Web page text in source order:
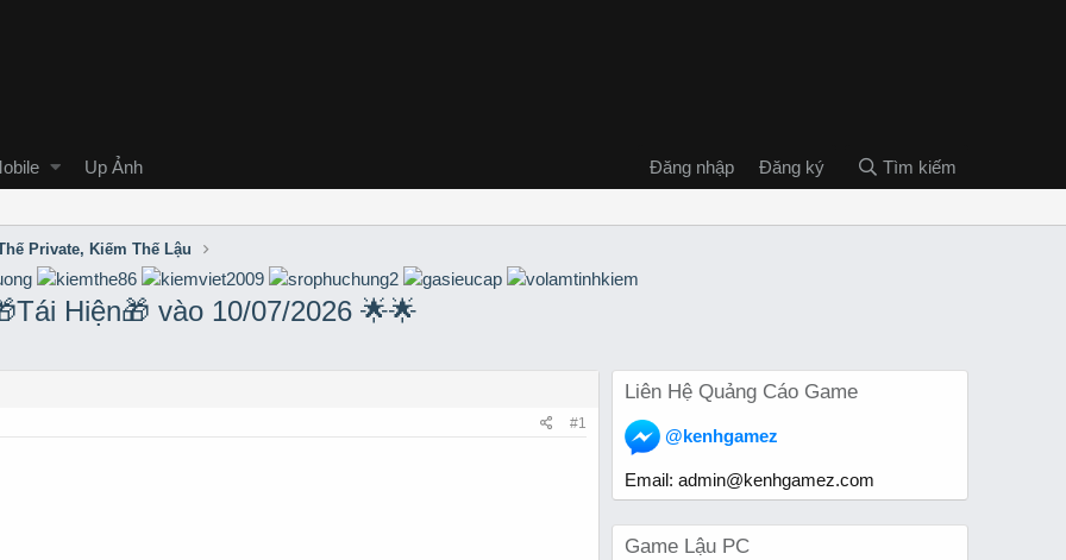
Up Ảnh Đăng nhập Đăng ký Tìm kiếm
Private, Kiếm Thế Lậu
Hiện🎁 vào 10/07/2026 🌟🌟
#1
Liên Hệ Quảng Cáo Game
@kenhgamez
Email: admin@kenhgamez.com
Game Lậu PC